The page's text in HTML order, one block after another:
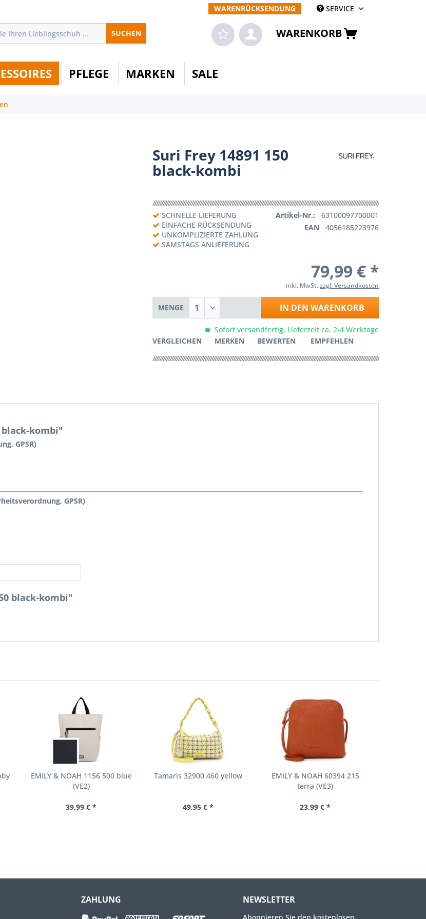
WARENRÜCKSENDUNG SERVICE
SUCHEN WARENKORB
PFLEGE MARKEN SALE
Suri Frey 14891 150
black-kombi
SCHNELLE LIEFERUNG
EINFACHE RÜCKSENDUNG
UNKOMPLIZIERTE ZAHLUNG
SAMSTAGS ANLIEFERUNG
Artikel-Nr.:
63100097700001
EAN
4056185223976
79,99 € *
inkl. MwSt.zzgl. Versandkosten
MENGE IN DEN WARENKORB
Sofort versandfertig, Lieferzeit ca. 2-4 Werktage
VERGLEICHEN
MERKEN BEWERTEN EMPFEHLEN
kombi"
GPSR)
GPSR)
black-kombi"
EMILY & NOAH 1156 500 blue
(VE2)
39,99 € *
Tamaris 32900 460 yellow
49,95 € *
EMILY & NOAH 60394 215
terra (VE3)
23,99 € *
ZAHLUNG NEWSLETTER